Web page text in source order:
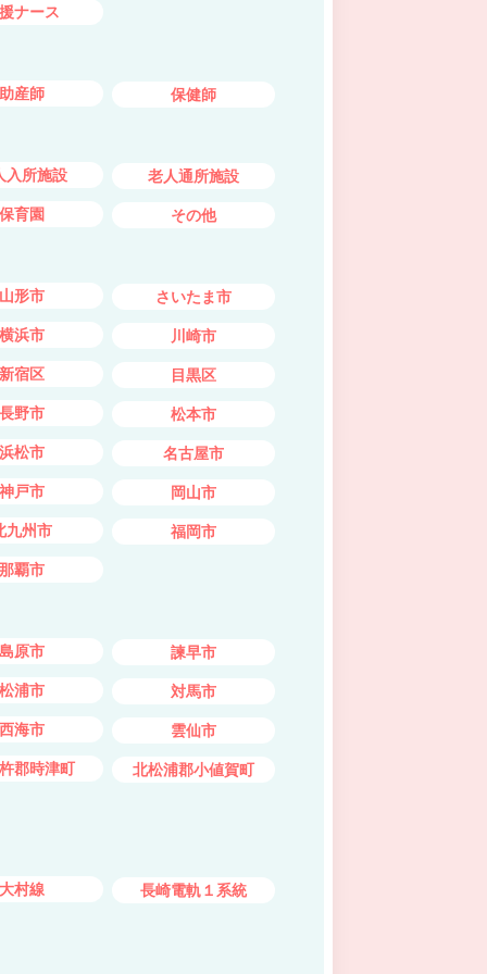
ナース
助産師 保健師
入所施設 老人通所施設
保育園 その他
山形市 さいたま市
横浜市 川崎市
新宿区 目黒区
長野市 松本市
浜松市 名古屋市
神戸市 岡山市
九州市 福岡市
那覇市
島原市 諫早市
松浦市 対馬市
西海市 雲仙市
郡時津町 北松浦郡小値賀町
大村線 長崎電軌１系統